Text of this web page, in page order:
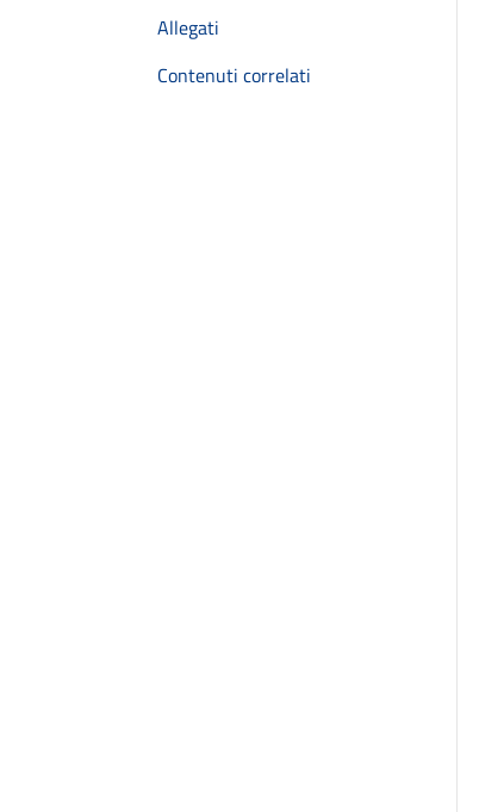
Allegati
Contenuti correlati